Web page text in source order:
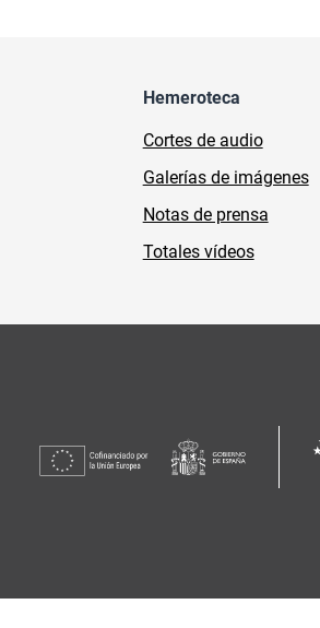
Hemeroteca
Cortes de audio
Galerías de imágenes
Notas de prensa
Totales vídeos